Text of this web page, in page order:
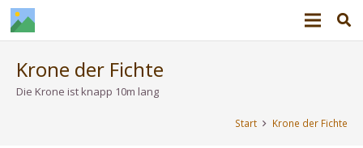
Krone der Fichte
Die Krone ist knapp 10m lang
Start Krone der Fichte